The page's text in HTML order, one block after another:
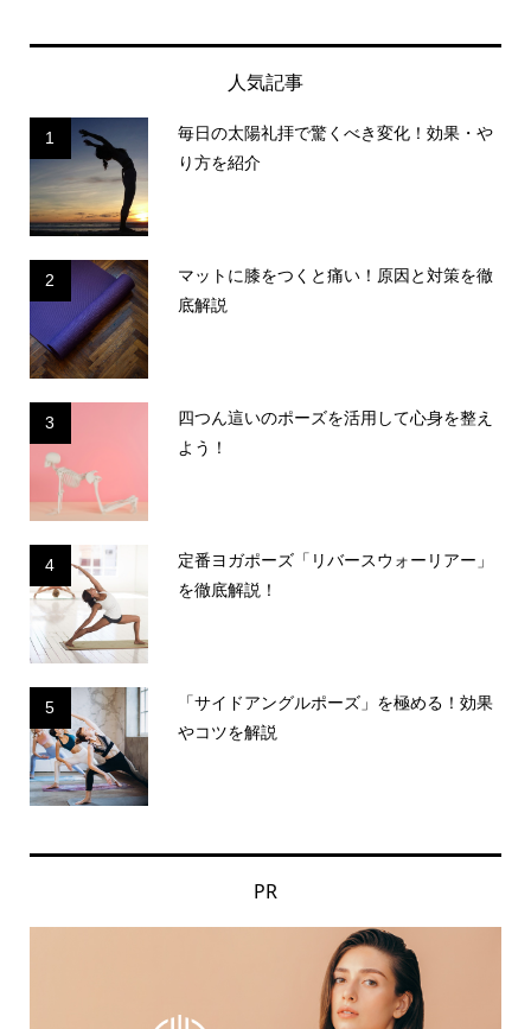
人気記事
1
毎日の太陽礼拝で驚くべき変化！効果・や
り方を紹介
2
マットに膝をつくと痛い！原因と対策を徹
底解説
3
四つん這いのポーズを活用して心身を整え
よう！
4
定番ヨガポーズ「リバースウォーリアー」
を徹底解説！
5
「サイドアングルポーズ」を極める！効果
やコツを解説
PR